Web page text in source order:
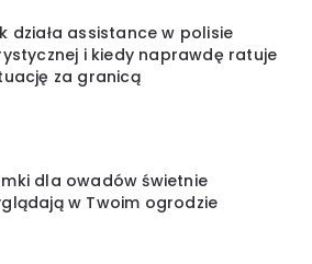
działa assistance w polisie
i kiedy naprawdę ratuje
za granicą
dla owadów świetnie
w Twoim ogrodzie